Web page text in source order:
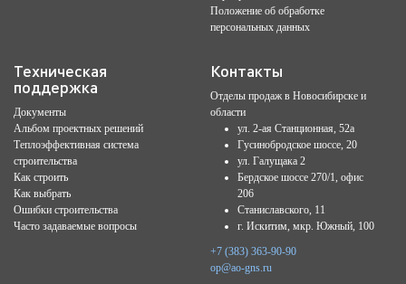
Положение об обработке
персональных данных
Техническая
поддержка
Документы
Альбом проектных решений
Теплоэффективная система
строительства
Как строить
Как выбрать
Ошибки строительства
Часто задаваемые вопросы
Контакты
Отделы продаж в Новосибирске и
области
ул. 2-ая Станционная, 52а
Гусинобродское шоссе, 20
ул. Галущака 2
Бердское шоссе 270/1, офис
206
Станиславского, 11
г. Искитим, мкр. Южный, 100
+7 (383) 363-90-90
op@ao-gns.ru